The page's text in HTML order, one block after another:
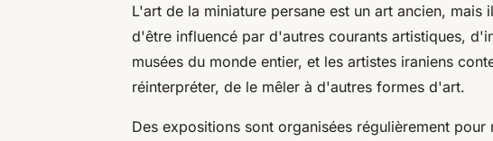
L'art de la miniature persane est un art ancien,
d'être influencé par d'autres courants artistiques,
musées du monde entier, et les artistes iraniens
réinterpréter, de le mêler à d'autres formes d'art.
Des expositions sont organisées régulièrement